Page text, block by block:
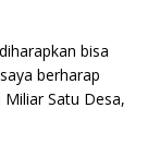
bisa
ber­harap
Satu Desa,